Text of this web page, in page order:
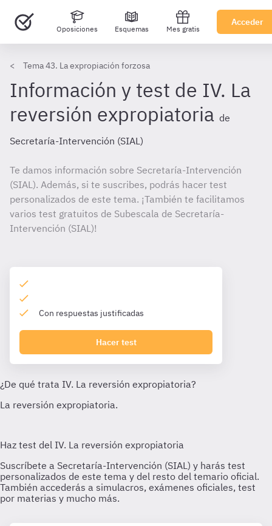
Oposiciones Esquemas Mes gratis
Acceder
Tema 43. La expropiación forzosa
Información y test de IV. La
reversión expropiatoria de
Secretaría-Intervención (SIAL)
Te damos información sobre Secretaría-Intervención
(SIAL). Además, si te suscribes, podrás hacer test
personalizados de este tema. ¡También te facilitamos
varios test gratuitos de Subescala de Secretaría-
Intervención (SIAL)!
Con respuestas justificadas
Hacer test